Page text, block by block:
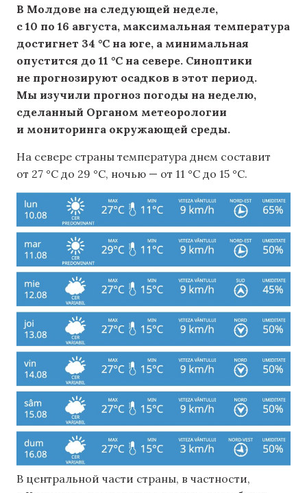
В Молдове на следующей неделе,
с 10 по 16 августа, максимальная температура
достигнет 34 °C на юге, а минимальная
опустится до 11 °C на севере. Синоптики
не прогнозируют осадков в этот период.
Мы изучили прогноз погоды на неделю,
сделанный Органом метеорологии
и мониторинга окружающей среды.
На севере страны температура днем ​​составит
от 27 °C до 29 °C, ночью — от 11 °C до 15 °C.
В центральной части страны, в частности,